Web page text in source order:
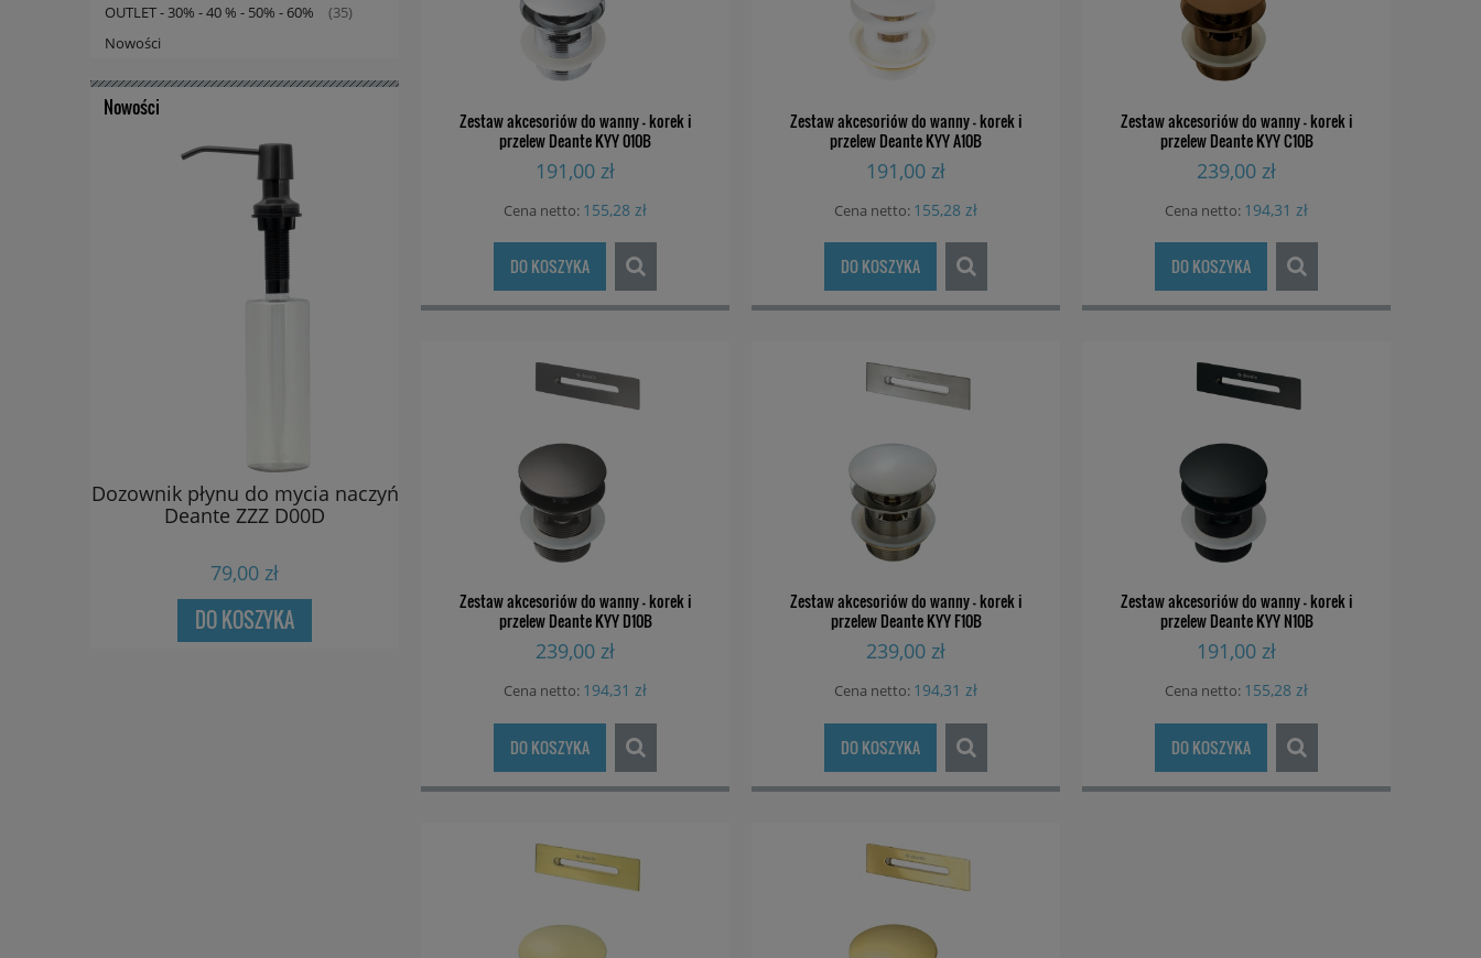
OUTLET - 30% - 40 % - 50% - 60% (35)
Nowości
Nowości
Dozownik płynu do mycia naczyń
Deante ZZZ D00D
79,00 zł
DO KOSZYKA
Bateria wannowa termostatyczna
Deante Silia BQS C10T
1 039,00 zł
Bateria prysznicowa
termostatyczna Deante Silia BQS
A40T
799,00 zł
Bateria prysznicowa
termostatyczna Deante Silia BQS
559,00 zł
Zestaw akcesoriów do wanny - korek i
przelew Deante KYY 010B
191,00 zł
Cena netto: 155,28 zł
DO KOSZYKA
Zestaw akcesoriów do wanny - korek i
przelew Deante KYY A10B
191,00 zł
Cena netto: 155,28 zł
DO KOSZYKA
Zestaw akcesoriów do wanny - korek i
przelew Deante KYY C10B
239,00 zł
Cena netto: 194,31 zł
DO KOSZYKA
Zestaw akcesoriów do wanny - korek i
przelew Deante KYY D10B
239,00 zł
Cena netto: 194,31 zł
DO KOSZYKA
Zestaw akcesoriów do wanny - korek i
przelew Deante KYY F10B
239,00 zł
Cena netto: 194,31 zł
DO KOSZYKA
Zestaw akcesoriów do wanny - korek i
przelew Deante KYY N10B
191,00 zł
Cena netto: 155,28 zł
DO KOSZYKA